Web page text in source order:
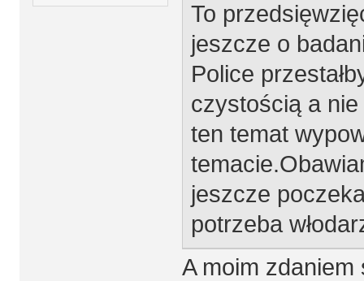
To
jeszcze o
Police
czystością a
ten temat
jeszcze
potrzeba
A moim